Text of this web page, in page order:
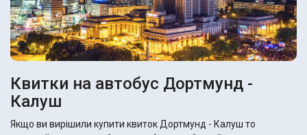
Квитки на автобус Дортмунд -
Калуш
Якщо ви вирішили купити квиток Дортмунд - Калуш то